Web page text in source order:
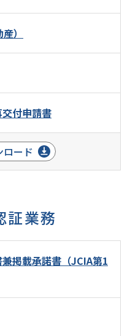
）
付申請書
ロード
証業務
掲載承諾書（JCIA第1